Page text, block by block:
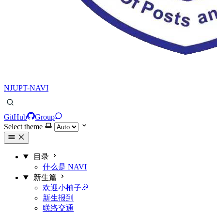
NJUPT-NAVI
GitHub
Group
Select theme
目录
什么是 NAVI
新生篇
欢迎小柚子🎉
新生报到
联络交通